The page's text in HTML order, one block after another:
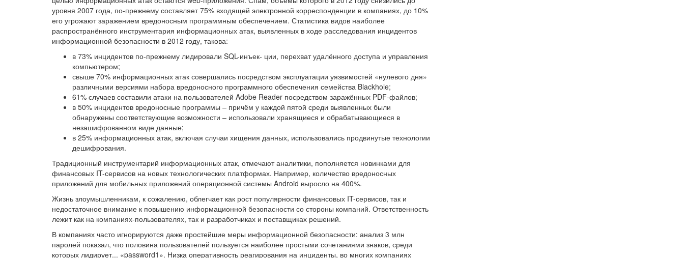
уровня 2007 года, по-прежнему составляет 75% входящей электронной корреспонденции в компаниях, до 10%
его угрожают заражением вредоносным программным обеспечением. Статистика видов наиболее
распространённого инструментария информационных атак, выявленных в ходе расследования инцидентов
информационной безопасности в 2012 году, такова:
в 73% инцидентов по-прежнему лидировали SQL-инъек- ции, перехват удалённого доступа и управления
компьютером;
свыше 70% информационных атак совершались посредством эксплуатации уязвимостей «нулевого дня»
различными версиями набора вредоносного программного обеспечения семейства Blackhole;
61% случаев составили атаки на пользователей Adobe Reader посредством заражённых PDF-файлов;
в 50% инцидентов вредоносные программы – причём у каждой пятой среди выявленных были
обнаружены соответствующие возможности – использовали хранящиеся и обрабатывающиеся в
незашифрованном виде данные;
в 25% информационных атак, включая случаи хищения данных, использовались продвинутые технологии
дешифрования.
Традиционный инструментарий информационных атак, отмечают аналитики, пополняется новинками для
финансовых IT-сервисов на новых технологических платформах. Например, количество вредоносных
приложений для мобильных приложений операционной системы Android выросло на 400%.
Жизнь злоумышленникам, к сожалению, облегчает как рост популярности финансовых IT-сервисов, так и
недостаточное внимание к повышению информационной безопасности со стороны компаний. Ответственность
лежит как на компаниях-пользователях, так и разработчиках и поставщиках решений.
В компаниях часто игнорируются даже простейшие меры информационной безопасности: анализ 3 млн
паролей показал, что половина пользователей пользуется наиболее простыми сочетаниями знаков, среди
которых лидирует... «password1». Низка оперативность реагирования на инциденты, во многих компаниях